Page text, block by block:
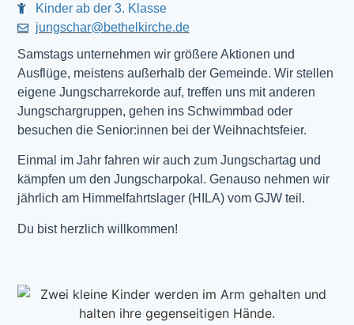
Kinder ab der 3. Klasse
jungschar@bethelkirche.de
Samstags unternehmen wir größere Aktionen und
Ausflüge, meistens außerhalb der Gemeinde. Wir stellen
eigene Jungscharrekorde auf, treffen uns mit anderen
Jungschargruppen, gehen ins Schwimmbad oder
besuchen die Senior:innen bei der Weihnachtsfeier.
Einmal im Jahr fahren wir auch zum Jungschartag und
kämpfen um den Jungscharpokal. Genauso nehmen wir
jährlich am Himmelfahrtslager (HILA) vom GJW teil.
Du bist herzlich willkommen!